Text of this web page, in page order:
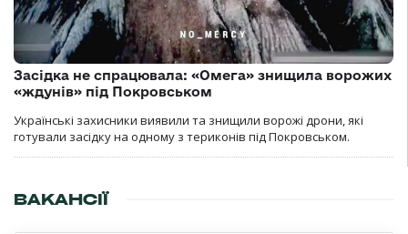
Засідка не спрацювала: «Омега» знищила ворожих
«ждунів» під Покровськом
Українські захисники виявили та знищили ворожі дрони, які
готували засідку на одному з териконів під Покровськом.
ВАКАНСІЇ